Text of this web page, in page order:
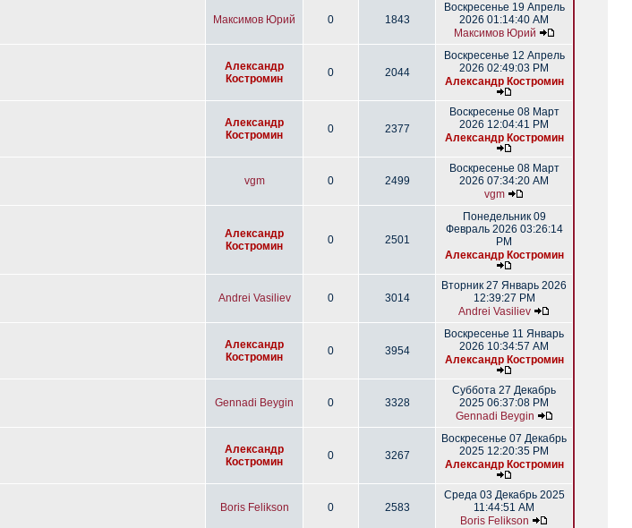
Максимов Юрий 0 1843
Воскресенье 19 Апрель
2026 01:14:40 AM
Максимов Юрий
Александр
Костромин
0 2044
Воскресенье 12 Апрель
2026 02:49:03 PM
Александр Костромин
Александр
Костромин
0 2377
Воскресенье 08 Март
2026 12:04:41 PM
Александр Костромин
vgm 0 2499
Воскресенье 08 Март
2026 07:34:20 AM
vgm
Александр
Костромин
0 2501
Понедельник 09
Февраль 2026 03:26:14
PM
Александр Костромин
Andrei Vasiliev 0 3014
Вторник 27 Январь 2026
12:39:27 PM
Andrei Vasiliev
Александр
Костромин
0 3954
Воскресенье 11 Январь
2026 10:34:57 AM
Александр Костромин
Gennadi Beygin 0 3328
Суббота 27 Декабрь
2025 06:37:08 PM
Gennadi Beygin
Александр
Костромин
0 3267
Воскресенье 07 Декабрь
2025 12:20:35 PM
Александр Костромин
Boris Felikson 0 2583
Среда 03 Декабрь 2025
11:44:51 AM
Boris Felikson